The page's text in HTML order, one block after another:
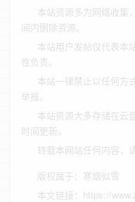
本站资源多为网络收集
间内删除资源。
本站用户发帖仅代表本
性负责。
本站一律禁止以任何方
举报。
本站资源大多存储在云
时间更新。
转载本网站任何内容，
版权属于： 寒烟似雪
本文链接： https://